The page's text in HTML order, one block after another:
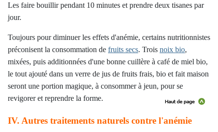
Les faire bouillir pendant 10 minutes et prendre deux tisanes par
jour.
Toujours pour diminuer les effets d'anémie, certains nutritionnistes
préconisent la consommation de fruits secs. Trois noix bio,
mixées, puis additionnées d'une bonne cuillère à café de miel bio,
le tout ajouté dans un verre de jus de fruits frais, bio et fait maison
seront une portion magique, à consommer à jeun, pour se
revigorer et reprendre la forme.
IV. Autres traitements naturels contre l'anémie